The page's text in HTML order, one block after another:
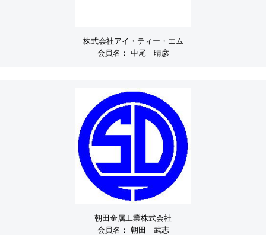
株式会社アイ・ティー・エム
会員名： 中尾 晴彦
朝田金属工業株式会社
会員名： 朝田 武志